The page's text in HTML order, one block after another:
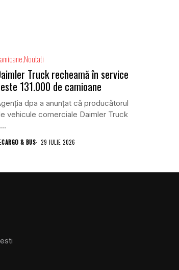
Noutati
Truck recheamă în service
131.000 de camioane
dpa a anunțat că producătorul
vehicule comerciale Daimler Truck
CARGO & BUS 29 IULIE 2026